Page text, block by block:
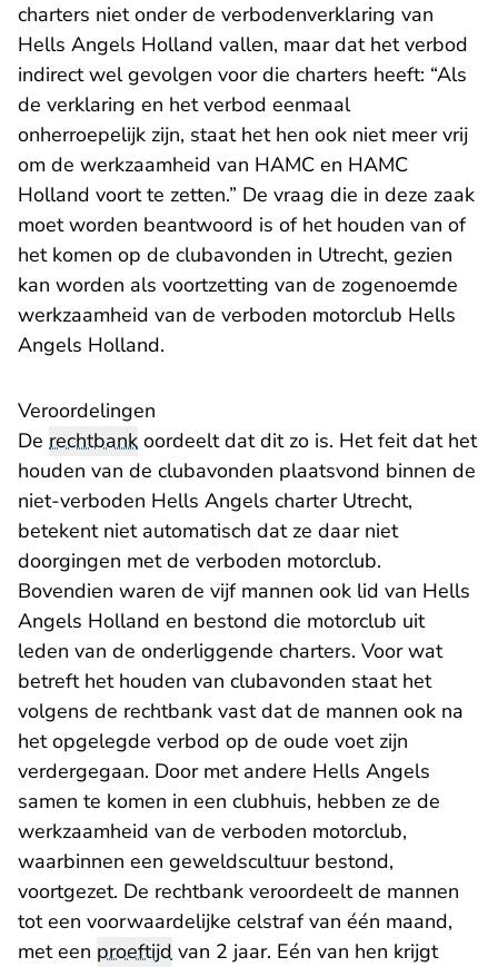
charters niet onder de verbodenverklaring van
Hells Angels Holland vallen, maar dat het verbod
indirect wel gevolgen voor die charters heeft: “Als
de verklaring en het verbod eenmaal
onherroepelijk zijn, staat het hen ook niet meer vrij
om de werkzaamheid van HAMC en HAMC
Holland voort te zetten.” De vraag die in deze zaak
moet worden beantwoord is of het houden van of
het komen op de clubavonden in Utrecht, gezien
kan worden als voortzetting van de zogenoemde
werkzaamheid van de verboden motorclub Hells
Angels Holland.
Veroordelingen
De rechtbank oordeelt dat dit zo is. Het feit dat het
houden van de clubavonden plaatsvond binnen de
niet-verboden Hells Angels charter Utrecht,
betekent niet automatisch dat ze daar niet
doorgingen met de verboden motorclub.
Bovendien waren de vijf mannen ook lid van Hells
Angels Holland en bestond die motorclub uit
leden van de onderliggende charters. Voor wat
betreft het houden van clubavonden staat het
volgens de rechtbank vast dat de mannen ook na
het opgelegde verbod op de oude voet zijn
verdergegaan. Door met andere Hells Angels
samen te komen in een clubhuis, hebben ze de
werkzaamheid van de verboden motorclub,
waarbinnen een geweldscultuur bestond,
voortgezet. De rechtbank veroordeelt de mannen
tot een voorwaardelijke celstraf van één maand,
met een proeftijd van 2 jaar. Eén van hen krijgt